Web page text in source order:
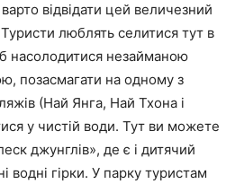
відвідати цей величезний
люблять селитися тут в
насолодитися незайманою
позасмагати на одному з
(Най Янга, Най Тхона і
у чистій води. Тут ви можете
джунглів», де є і дитячий
водні гірки. У парку туристам